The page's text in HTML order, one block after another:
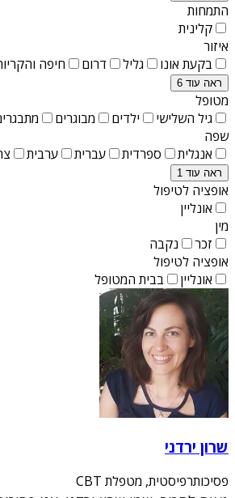
התמחות
קלינית
איזור
בקעת אונו
גליל דרום חיפה
ראה עוד 6
מטופל
גיל השלישי
ילדים מבוגרים
שפה
אנגלית
ספרדית עברית ערבית
ראה עוד 1
אופציה לטיפול
אונליין
מין
זכר
נקבה
אופציה לטיפול
אונליין
בבית המטופל
שרון ירדני
פסיכותרפיסטית, מטפלת CBT